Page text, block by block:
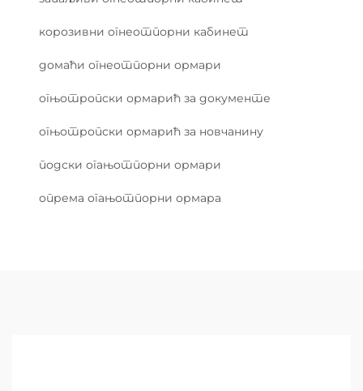
корозивни огнеотпорни кабинет
домаћи огнеотпорни ормари
огњотропски ормарић за документе
огњотропски ормарић за новчанину
подски огањотпорни ормари
опрема огањотпорни ормара